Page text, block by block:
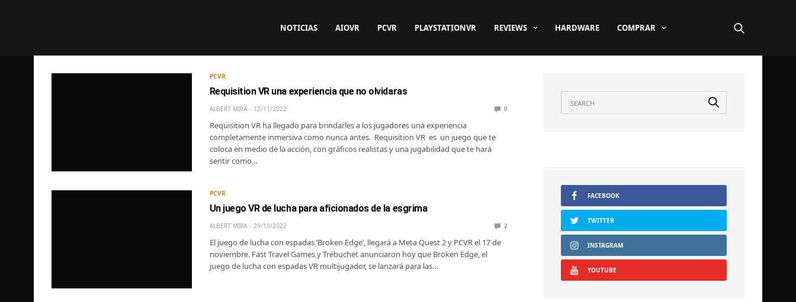
NOTICIAS AIOVR PCVR PLAYSTATIONVR REVIEWS HARDWARE COMPRAR
PCVR
Requisition VR una experiencia que no olvidaras
ALBERT MIRA 12/11/2022 0
Requisition VR ha llegado para brindarles a los jugadores una experiencia
completamente inmersiva como nunca antes. Requisition VR es un juego que te
coloca en medio de la acción, con gráficos realistas y una jugabilidad que te hará
sentir como…
PCVR
Un juego VR de lucha para aficionados de la esgrima
ALBERT MIRA 29/10/2022 2
El juego de lucha con espadas ‘Broken Edge’, llegará a Meta Quest 2 y PCVR el 17 de
noviembre. Fast Travel Games y Trebuchet anunciaron hoy que Broken Edge, el
juego de lucha con espadas VR multijugador, se lanzará para las…
FACEBOOK
TWITTER
INSTAGRAM
YOUTUBE